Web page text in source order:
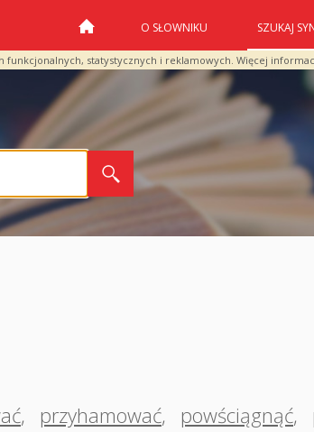
statystycznych i reklamowych. Więcej
O SŁOWNIKU SZUKAJ
, przyhamować, powściągnąć,